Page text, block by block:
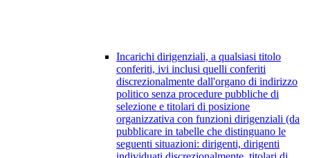
Incarichi dirigenziali, a qualsiasi titolo
conferiti, ivi inclusi quelli conferiti
discrezionalmente dall'organo di indirizzo
politico senza procedure pubbliche di
selezione e titolari di posizione
organizzativa con funzioni dirigenziali (da
pubblicare in tabelle che distinguano le
seguenti situazioni: dirigenti, dirigenti